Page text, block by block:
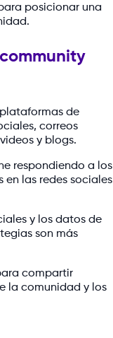
posicionar una
de
correos
y blogs.
respondiendo a los
las redes sociales
y los datos de
son más
compartir
la comunidad y los